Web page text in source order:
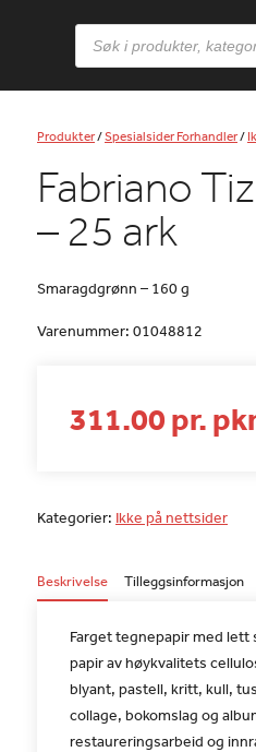
Products
search
Produkter/Spesialsider Forhandler/
Fabriano
– 25 ark
Smaragdgrønn – 160 g
Varenummer: 01048812
311.00 pr.
Kategorier: Ikke på nettsider
Beskrivelse Tilleggsinformasjon
Farget tegnepapir med
papir av høykvalitets
blyant, pastell, kritt, kull,
collage, bokomslag og
restaureringsarbeid og